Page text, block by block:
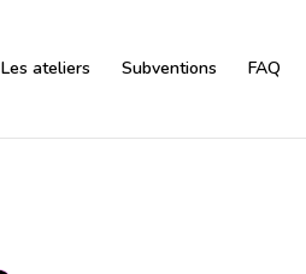
Les ateliers Subventions FAQ